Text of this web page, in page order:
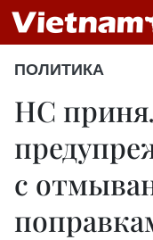
ПОЛИТИКА
НС
с